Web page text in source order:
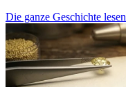
Die ganze Geschichte lesen